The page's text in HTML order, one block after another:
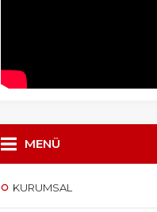
MENÜ
KURUMSAL